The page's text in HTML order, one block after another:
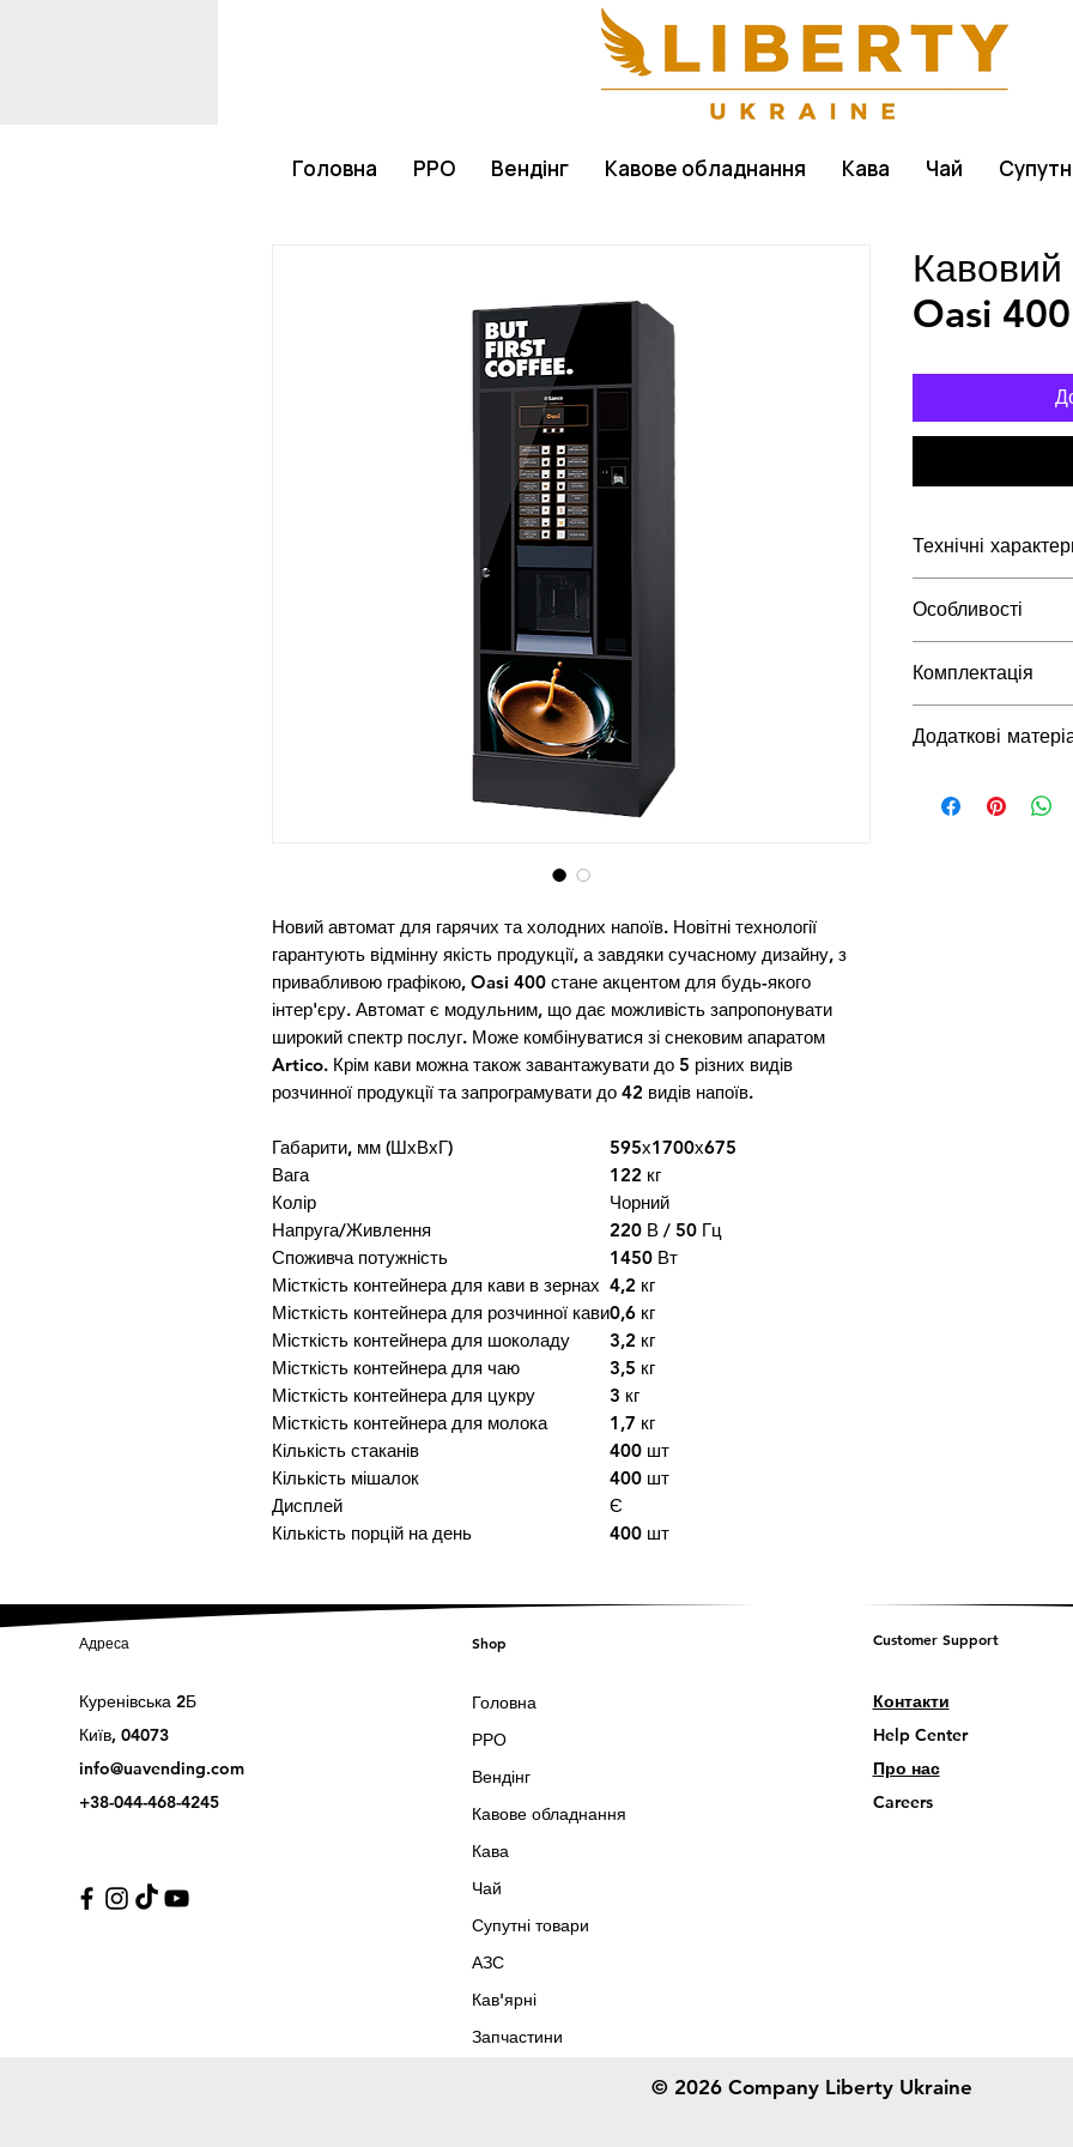
Головна РРО Вендінг Кавове обладнання Кава Чай
Новий автомат для гарячих та холодних напоїв. Новітні технології
гарантують відмінну якість продукції, а завдяки сучасному дизайну, з
привабливою графікою, Oasi 400 стане акцентом для будь-якого
інтер'єру. Автомат є модульним, що дає можливість запропонувати
широкий спектр послуг. Може комбінуватися зі снековим апаратом
Artico. Крім кави можна також завантажувати до 5 різних видів
розчинної продукції та запрограмувати до 42 видів напоїв.
Габарити, мм (ШхВхГ)
595х1700х675
Вага
122 кг
Колір
Чорний
Напруга/Живлення
220 В / 50 Гц
Споживча потужність
1450 Вт
Місткість контейнера для кави в зернах 4,2 кг
Місткість контейнера для розчинної кави0,6 кг
Місткість контейнера для шоколаду
3,2 кг
Місткість контейнера для чаю
3,5 кг
Місткість контейнера для цукру
3 кг
Місткість контейнера для молока
1,7 кг
Кількість стаканів
400 шт
Кількість мішалок
400 шт
Дисплей
Є
Кількість порцій на день
400 шт
Кавовий
Oasi 400
Технічні
Габарити
Вага нетто, кг
Колір
Напруга, В /
Живлення, Гц
Особливості
Комплектація
Додаткові
Презентор
Адреса
Куренівська 2Б
Київ, 04073
info@uavending.com
+38-044-468-4245
Shop
Головна
РРО
Вендінг
Кавове обладнання
Кава
Чай
Супутні товари
АЗС
Кав'ярні
Запчастини
Customer Support
Контакти
Help Center
Про нас
Careers
© 2026 Company Liberty Ukraine